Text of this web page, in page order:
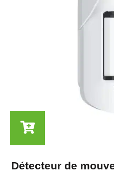
Détecteur de